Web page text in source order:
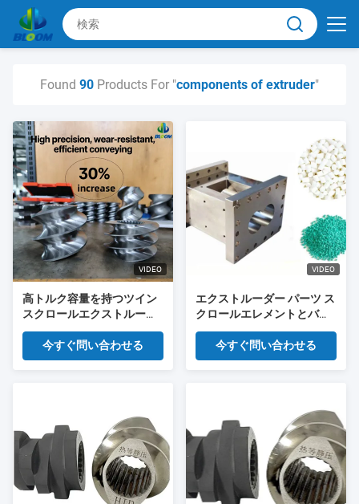
Found 90 Products For "components of extruder"
VIDEO
高トルク容量を持つツイン
スクロールエクストルーダ
ー部品のためのカスタマイ
ズされた耐磨性および腐食
性バイメタルスクリューセ
今すぐ問い合わせる
VIDEO
エクストルーダー パーツ ス
クロールエレメントとバレ
ル プラスチック加工 挤出さ
れた粒子の生産
今すぐ問い合わせる